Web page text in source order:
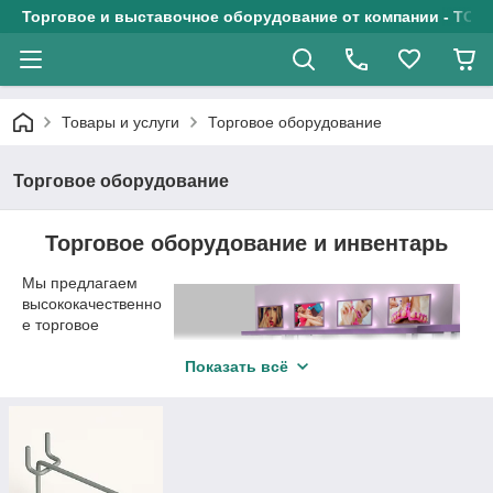
Торговое и выставочное оборудование от компании - ТОО
Товары и услуги Торговое оборудование
Торговое оборудование
Торговое оборудование и инвентарь
Мы предлагаем
высококачественно
е торговое
которые помогут
грамотно
расставить товары,
Показать всё